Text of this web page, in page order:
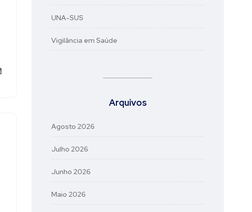
UNA-SUS
Vigilância em Saúde
Arquivos
Agosto 2026
Julho 2026
Junho 2026
Maio 2026